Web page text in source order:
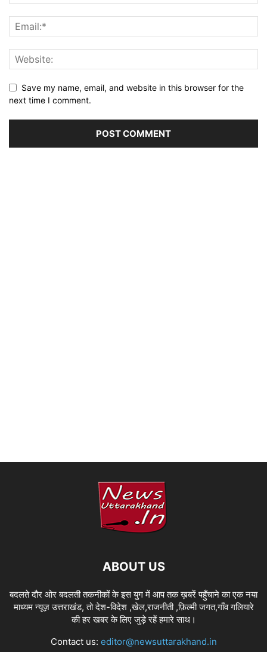
Save my name, email, and website in this browser for the
next time I comment.
ABOUT US
बदलते दौर ओर बदलती तकनीकों के इस युग में आप तक ख़बरें पहुँचाने का एक नया
माध्यम न्यूज़ उत्तराखंड, तो देश-विदेश ,खेल,राजनीती ,फ़िल्मी जगत,गाँव गलियारे
की हर खबर के लिए जुड़े रहें हमारे साथ।
Contact us: editor@newsuttarakhand.in